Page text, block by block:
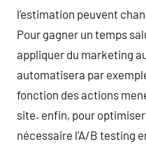
l’estimation peuvent
Pour gagner un temps
appliquer du marketing
automatisera par
fonction des actions
site. enfin, pour
nécessaire l’A/B testing